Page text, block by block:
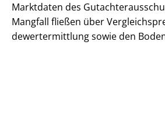
Marktdaten des
Mangfall fließen über
de­wert­ermitt­lung sowie den